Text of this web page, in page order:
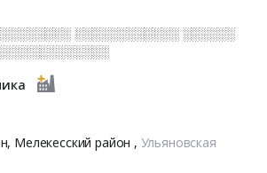
░░░░░░░░░░░░ ░░░░░░
Мелекесский район , Ульяновская